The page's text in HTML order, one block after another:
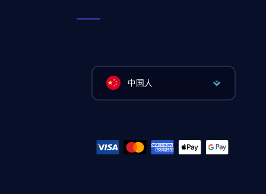
中国人